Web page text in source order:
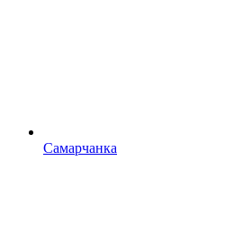
Самарчанка